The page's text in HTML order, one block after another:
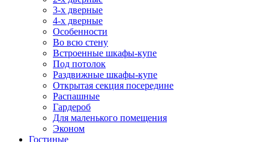
3-х дверные
4-х дверные
Особенности
Во всю стену
Встроенные шкафы-купе
Под потолок
Раздвижные шкафы-купе
Открытая секция посередине
Распашные
Гардероб
Для маленького помещения
Эконом
Гостиные